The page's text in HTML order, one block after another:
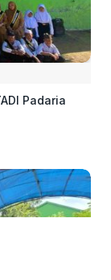
Padaria